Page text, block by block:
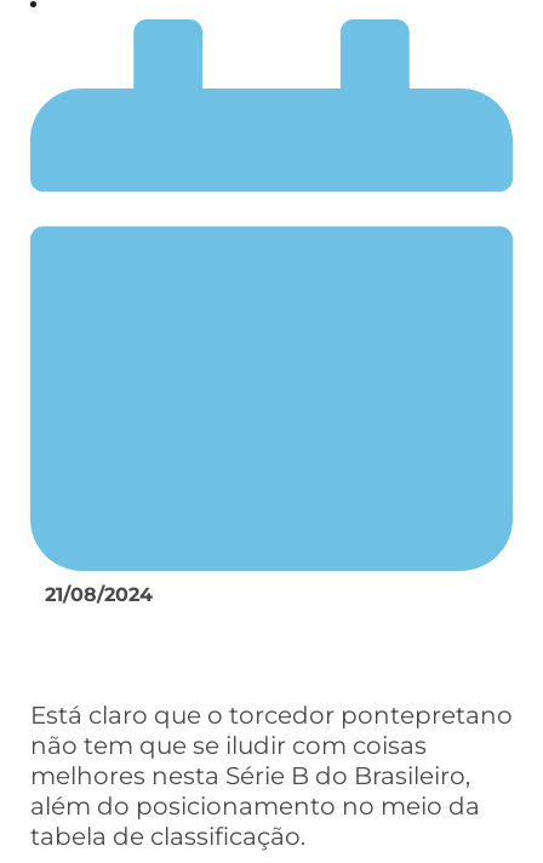
21/08/2024
Está claro que o torcedor pontepretano
não tem que se iludir com coisas
melhores nesta Série B do Brasileiro,
além do posicionamento no meio da
tabela de classificação.